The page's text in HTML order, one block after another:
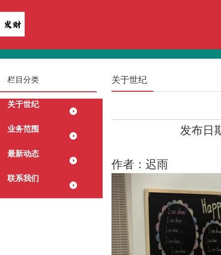
栏目分类
关于世纪
业务范围
最新动态
联系我们
关于世纪
发布日
作者：迟雨